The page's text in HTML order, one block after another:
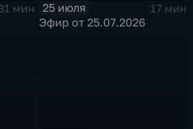
мин
25 июля
17 мин
Эфир от 25.07.2026